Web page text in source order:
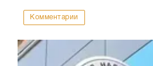
Комментарии